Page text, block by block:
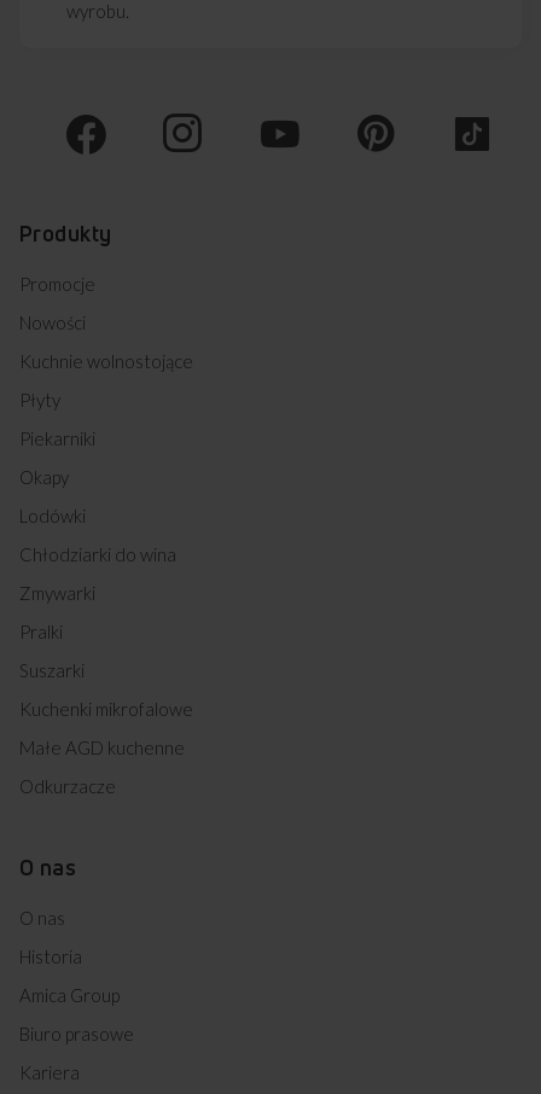
wyrobu.
Produkty
Promocje
Nowości
Kuchnie wolnostojące
Płyty
Piekarniki
Okapy
Lodówki
Chłodziarki do wina
Zmywarki
Pralki
Suszarki
Kuchenki mikrofalowe
Małe AGD kuchenne
Odkurzacze
O nas
O nas
Historia
Amica Group
Biuro prasowe
Kariera